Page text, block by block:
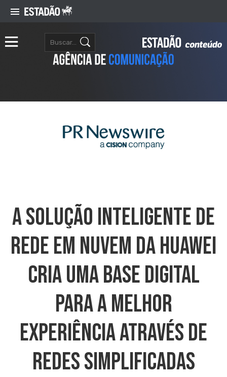
A Solução Inteligente De
Rede Em Nuvem Da Huawei
Cria Uma Base Digital
Para A Melhor
Experiência Através De
Redes Simplificadas